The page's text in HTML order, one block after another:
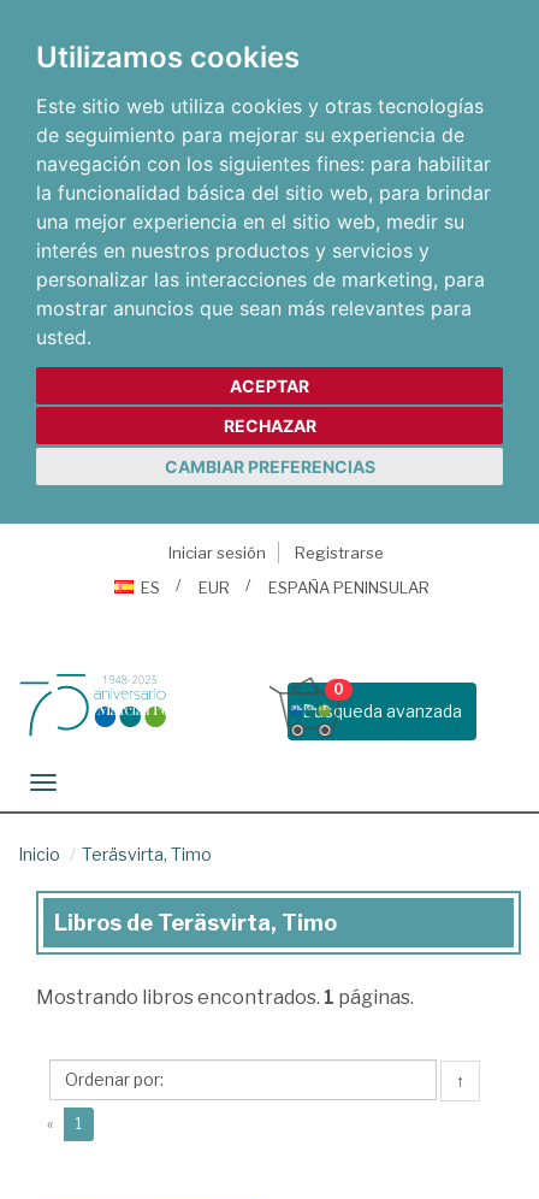
Utilizamos cookies
Este sitio web utiliza cookies y otras tecnologías
de seguimiento para mejorar su experiencia de
navegación con los siguientes fines: para habilitar
la funcionalidad básica del sitio web, para brindar
una mejor experiencia en el sitio web, medir su
interés en nuestros productos y servicios y
personalizar las interacciones de marketing, para
mostrar anuncios que sean más relevantes para
usted.
ACEPTAR
RECHAZAR
CAMBIAR PREFERENCIAS
Iniciar sesión
Registrarse
ES
EUR ESPAÑA PENINSULAR
Busqueda avanzada
0
Toggle navigation
Inicio Teräsvirta, Timo
Libros
Teräsvirta,
Libros de Teräsvirta, Timo
Mostrando libros encontrados. 1 páginas.
↑
« 1